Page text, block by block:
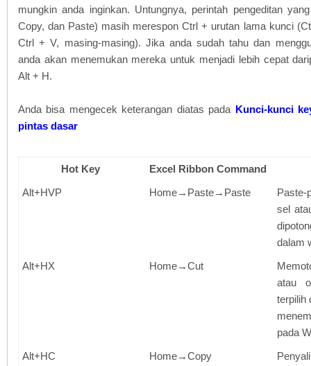
mungkin anda inginkan. Untungnya, perintah pengeditan
Copy, dan Paste) masih merespon Ctrl + urutan lama kunci
Ctrl + V, masing-masing). Jika anda sudah tahu dan
anda akan menemukan mereka untuk menjadi lebih cepat
Alt + H.
Anda bisa mengecek keterangan diatas pada Kunci-kunci
pintas dasar
Hot Key
Excel Ribbon Command
Alt+HVP
Home→Paste→Paste
sel
dalam
Alt+HX
Home→Cut
atau
terpilih
pada
Alt+HC
Home→Copy